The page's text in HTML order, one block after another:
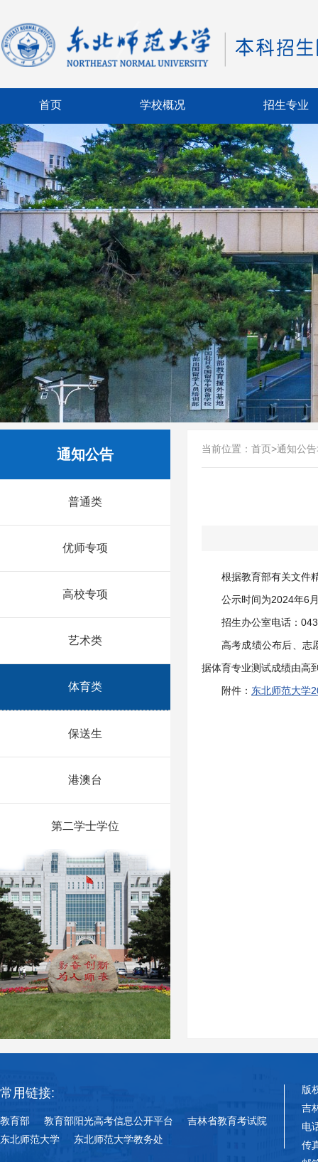
首页 学校概况 招生专业
通知公告
普通类
优师专项
高校专项
艺术类
体育类
保送生
港澳台
第二学士学位
当前位置： 首页>通知公告
根据教育部有关文件
公示时间为2024年6
招生办公室电话：
高考成绩公布后、志
据体育专业测试成绩由高
附件： 东北师范大学
常用链接:
教育部 教育部阳光高考信息公开平台
吉林省教育考试院
东北师范大学
东北师范大学教务处
版
吉
电
传